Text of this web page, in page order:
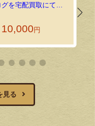
を宅配買取にてお
した！
10,000円
見る